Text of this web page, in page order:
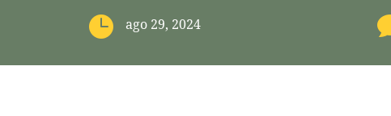
 ago 29, 2024